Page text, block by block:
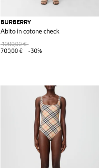
BURBERRY
Abito in cotone check
1000,00 €
700,00 €
-30%